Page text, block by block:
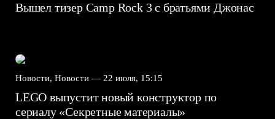
Вышел тизер Camp Rock 3 с братьями Джонас
Новости, Новости — 22 июля, 15:15
LEGO выпустит новый конструктор по
сериалу «Секретные материалы»